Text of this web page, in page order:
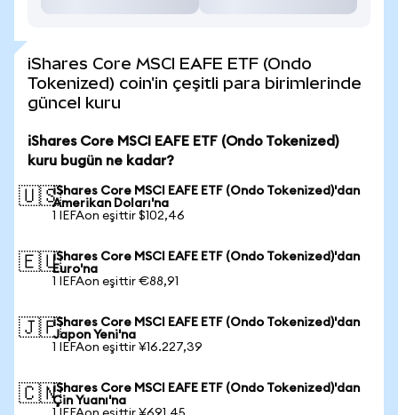
iShares Core MSCI EAFE ETF (Ondo
Tokenized) coin'in çeşitli para birimlerinde
güncel kuru
iShares Core MSCI EAFE ETF (Ondo Tokenized)
kuru bugün ne kadar?
🇺🇸iShares Core MSCI EAFE ETF (Ondo Tokenized)'dan
Amerikan Doları'na
1 IEFAon eşittir $102,46
🇪🇺iShares Core MSCI EAFE ETF (Ondo Tokenized)'dan
Euro'na
1 IEFAon eşittir €88,91
🇯🇵iShares Core MSCI EAFE ETF (Ondo Tokenized)'dan
Japon Yeni'na
1 IEFAon eşittir ¥16.227,39
🇨🇳iShares Core MSCI EAFE ETF (Ondo Tokenized)'dan
Çin Yuanı'na